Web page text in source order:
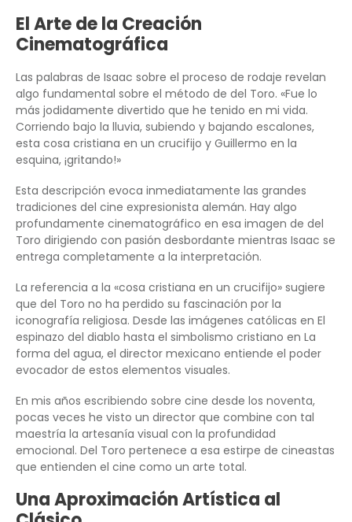
El Arte de la Creación
Cinematográfica
Las palabras de Isaac sobre el proceso de rodaje revelan
algo fundamental sobre el método de del Toro. «Fue lo
más jodidamente divertido que he tenido en mi vida.
Corriendo bajo la lluvia, subiendo y bajando escalones,
esta cosa cristiana en un crucifijo y Guillermo en la
esquina, ¡gritando!»
Esta descripción evoca inmediatamente las grandes
tradiciones del cine expresionista alemán. Hay algo
profundamente cinematográfico en esa imagen de del
Toro dirigiendo con pasión desbordante mientras Isaac se
entrega completamente a la interpretación.
La referencia a la «cosa cristiana en un crucifijo» sugiere
que del Toro no ha perdido su fascinación por la
iconografía religiosa. Desde las imágenes católicas en El
espinazo del diablo hasta el simbolismo cristiano en La
forma del agua, el director mexicano entiende el poder
evocador de estos elementos visuales.
En mis años escribiendo sobre cine desde los noventa,
pocas veces he visto un director que combine con tal
maestría la artesanía visual con la profundidad
emocional. Del Toro pertenece a esa estirpe de cineastas
que entienden el cine como un arte total.
Una Aproximación Artística al